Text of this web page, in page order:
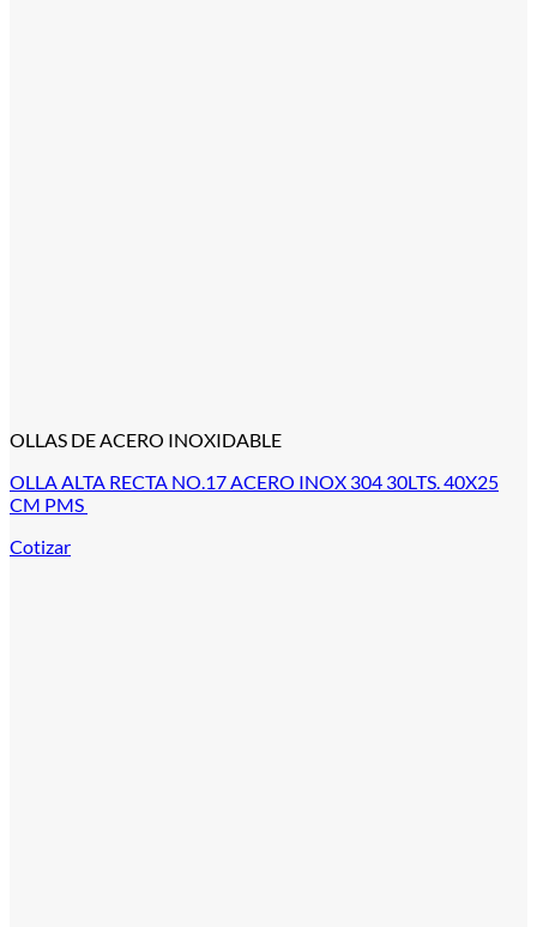
OLLAS DE ACERO INOXIDABLE
OLLA ALTA RECTA NO.17 ACERO INOX 304 30LTS. 40X25
CM PMS
Cotizar